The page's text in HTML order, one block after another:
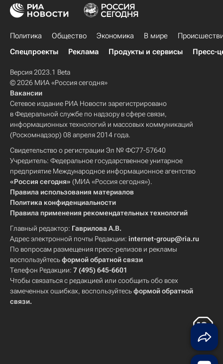
Политика Общество Экономика В мире
Спецпроекты
Реклама Продукты и сервисы Пресс-
Версия 2023.1 Beta
© 2026 МИА «Россия сегодня»
Вакансии
Сетевое издание РИА Новости зарегистрировано
в Федеральной службе по надзору в сфере связи,
информационных технологий и массовых коммуникаций
(Роскомнадзор) 08 апреля 2014 года.
Свидетельство о регистрации Эл № ФС77-57640
Учредитель: Федеральное государственное унитарное
предприятие Международное информационное агентство
«Россия сегодня» (МИА «Россия сегодня»).
Правила использования материалов
Политика конфиденциальности
Правила применения рекомендательных технологий
Главный редактор: Гаврилова А.В.
Адрес электронной почты Редакции: internet-group@ria.ru
По вопросам размещения пресс-релизов и рекламы
воспользуйтесьформой обратной связи
Телефон Редакции: 7 (495) 645-6601
Чтобы связаться с редакцией или сообщить обо всех
замеченных ошибках, воспользуйтесьформой обратной
связи.